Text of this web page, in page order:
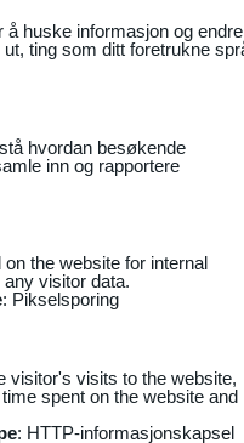
huske informasjon og
ting som ditt foretrukne
hvordan besøkende
inn og rapportere
the website for internal
visitor data.
: Pikselsporing
visitor's visits to the website,
spent on the website and
: HTTP-informasjonskapsel